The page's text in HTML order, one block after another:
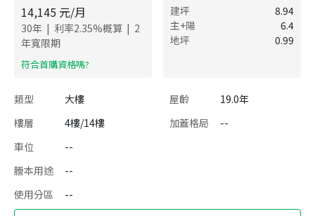
14,145 元/月
30年 | 利率2.35%概算 | 2
年寬限期
​符合首購資格嗎?
建坪
8.94
主+陽
6.4
地坪
0.99
類型 大樓 屋齡
19.0年
樓層
4樓/14樓 加蓋格局
--
車位
--
謄本用途
--
使用分區
--